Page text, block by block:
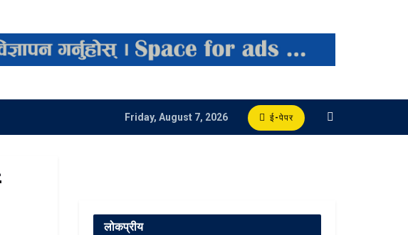
Friday, August 7, 2026 ई-पेपर
लोकप्रीय